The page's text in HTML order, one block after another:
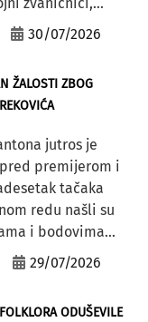
30/07/2026
ŽALOSTI ZBOG
jutros je
premijerom i
tačaka
redu našli su
i bodovima...
29/07/2026
ODUŠEVILE